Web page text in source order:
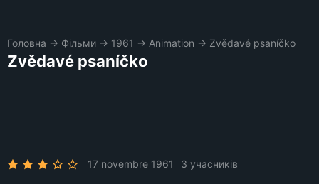
Головна → Фільми → 1961 → Animation → Zvědavé psaníčko
Zvědavé psaníčko
17 novembre 1961 3 учасників